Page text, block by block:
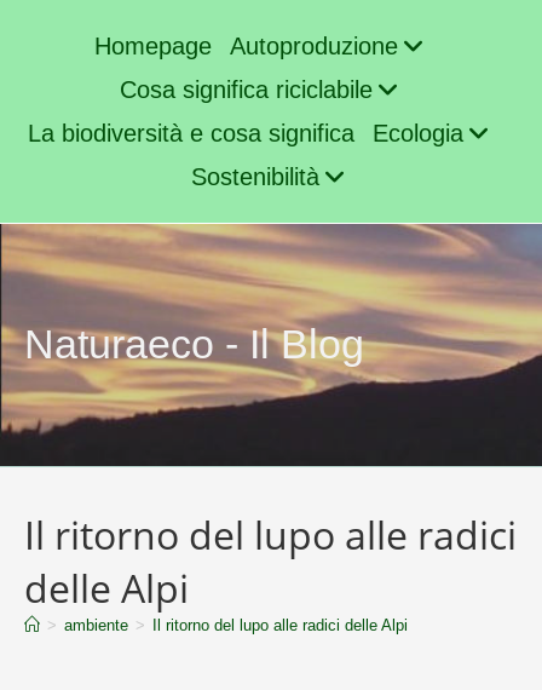
Homepage
Autoproduzione
Cosa significa riciclabile
La biodiversità e cosa significa
Ecologia
Sostenibilità
Naturaeco - Il Blog
Il ritorno del lupo alle radici
delle Alpi
> ambiente > Il ritorno del lupo alle radici delle Alpi